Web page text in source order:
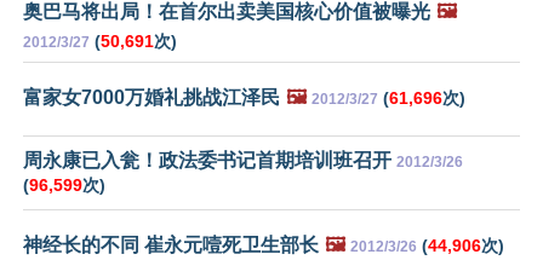
奥巴马将出局！在首尔出卖美国核心价值被曝光 🖼️
2012/3/27 (50,691次)
富家女7000万婚礼挑战江泽民 🖼️ 2012/3/27 (61,696次)
周永康已入瓮！政法委书记首期培训班召开 2012/3/26
(96,599次)
神经长的不同 崔永元噎死卫生部长 🖼️ 2012/3/26 (44,906次)